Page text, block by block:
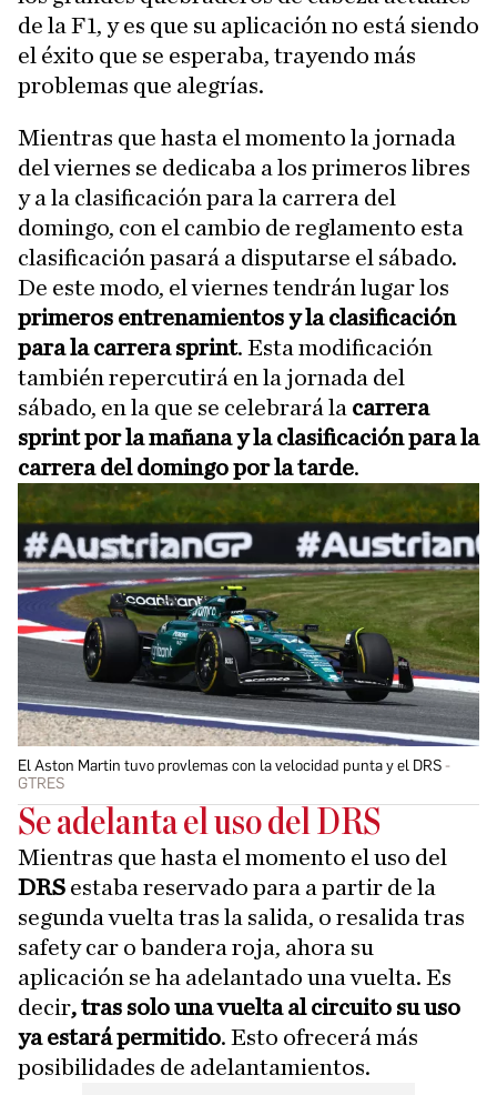
de la F1, y es que su aplicación no está siendo
el éxito que se esperaba, trayendo más
problemas que alegrías.
Mientras que hasta el momento la jornada
del viernes se dedicaba a los primeros libres
y a la clasificación para la carrera del
domingo, con el cambio de reglamento esta
clasificación pasará a disputarse el sábado.
De este modo, el viernes tendrán lugar los
primeros entrenamientos y la clasificación
para la carrera sprint. Esta modificación
también repercutirá en la jornada del
sábado, en la que se celebrará la carrera
sprint por la mañana y la clasificación para la
carrera del domingo por la tarde.
El Aston Martin tuvo provlemas con la velocidad punta y el DRS
GTRES
Se adelanta el uso del DRS
Mientras que hasta el momento el uso del
DRS estaba reservado para a partir de la
segunda vuelta tras la salida, o resalida tras
safety car o bandera roja, ahora su
aplicación se ha adelantado una vuelta. Es
decir, tras solo una vuelta al circuito su uso
ya estará permitido. Esto ofrecerá más
posibilidades de adelantamientos.